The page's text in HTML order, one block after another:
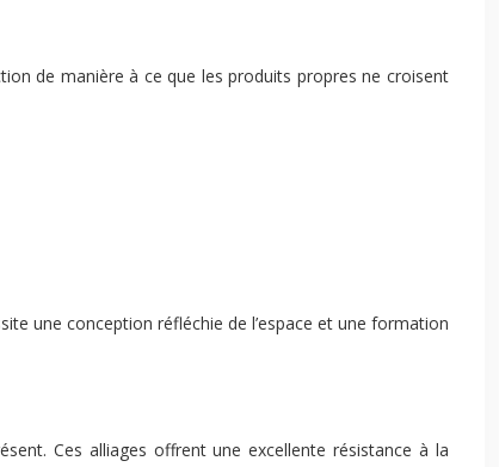
de manière à ce que les produits propres ne croisent
une conception réfléchie de l’espace et une formation
Ces alliages offrent une excellente résistance à la